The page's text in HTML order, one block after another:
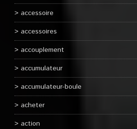
accessoire
accessoires
accouplement
accumulateur
accumulateur-boule
acheter
action